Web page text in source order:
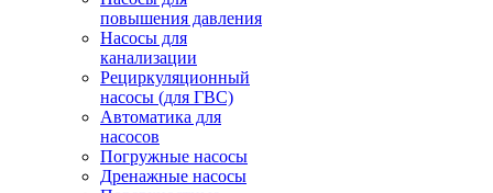
повышения давления
Насосы для
канализации
Рециркуляционный
насосы (для ГВС)
Автоматика для
насосов
Погружные насосы
Дренажные насосы